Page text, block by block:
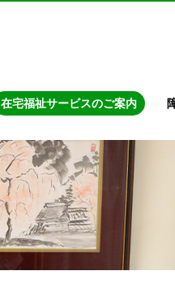
在宅福祉サービスのご案内